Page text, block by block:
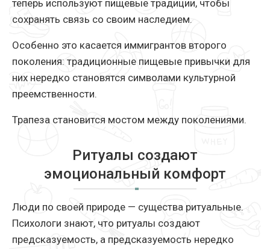
теперь используют пищевые традиции, чтобы
сохранять связь со своим наследием.
Особенно это касается иммигрантов второго
поколения: традиционные пищевые привычки для
них нередко становятся символами культурной
преемственности.
Трапеза становится мостом между поколениями.
Ритуалы создают
эмоциональный комфорт
Люди по своей природе — существа ритуальные.
Психологи знают, что ритуалы создают
предсказуемость, а предсказуемость нередко